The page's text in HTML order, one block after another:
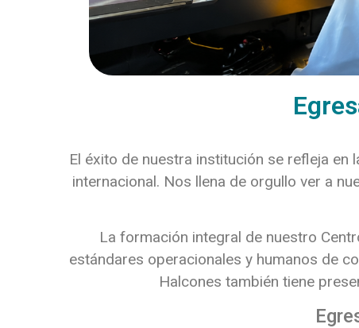
El éxito de nuestra institución se refleja en
internacional. Nos llena de orgullo ver a
La formación integral de nuestro
estándares operacionales y humanos de
Halcones también tiene